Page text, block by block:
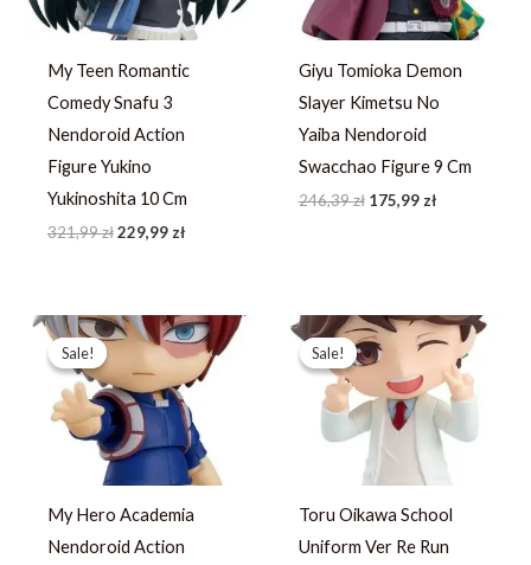
My Teen Romantic
Comedy Snafu 3
Nendoroid Action
Figure Yukino
Yukinoshita 10 Cm
321,99zł229,99zł
Giyu Tomioka Demon
Slayer Kimetsu No
Yaiba Nendoroid
Swacchao Figure 9 Cm
246,39zł 175,99zł
Sale!
Sale!
My Hero Academia
Nendoroid Action
Pierwotna
cena
wynosiła:
321,99 zł.
Aktualna
cena
wynosi:
229,99 zł.
Sale!
Sale!
Toru Oikawa School
Uniform Ver Re Run
Pierwotna
cena
wynosiła:
251,99 zł.
Aktualna
cena
wynosi:
179,99 zł.